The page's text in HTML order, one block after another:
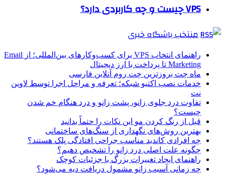
VPS چیست و چه کاربردی دارد؟
منتخب باشگاه خبری
راهنمای انتخاب VPS برای کسب‌وکارهای بین‌المللی؛ از Email
Marketing تا پرداخت با ارز دیجیتال
ماه چت بروزترین چت روم آنلاین فارسی
خدمات نصب اکتیو شبکه؛ تعرفه و مراحل اجرا توسط لاوین
نت
تفاوت درد جلوی زانو، پشت زانو و درد هنگام خم شدن
چیست؟
قبل از رنگ کردن مو این نکات را حتماً بدانید
بهترین روش‌های نگهداری از سنگ‌های ساختمانی
چه افرادی کاندید مناسب جراحی افتادگی پلک هستند؟
چگونه علت اصلی درد زانو را تشخیص دهیم؟
راهنمای ایجاد تغییرات بزرگ با جزئیات کوچک
چه زمانی آسیب زانو مشمول دریافت دیه می‌شود؟